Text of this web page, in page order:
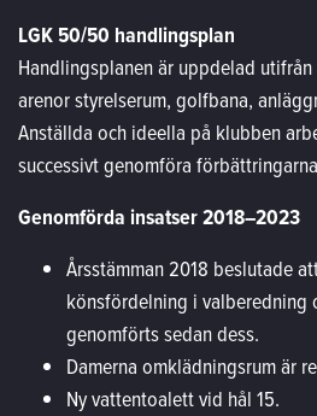
LGK 50/50 handlingsplan
Handlingsplanen är uppdelad
arenor styrelserum, golfbana,
Anställda och ideella på klubben
successivt genomföra
Genomförda insatser 2018–2023
Årsstämman 2018 beslutade
könsfördelning i valberedning
genomförts sedan dess.
Damerna omklädningsrum är
Ny vattentoalett vid hål 15.